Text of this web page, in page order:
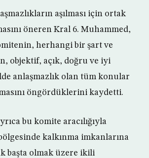
aşılması için ortak
öneren Kral 6. Muhammed,
herhangi bir şart ve
objektif, açık, doğru ve iyi
anlaşmazlık olan tüm konular
öngördüklerini kaydetti.
bu komite aracılığıyla
kalkınma imkanlarına
başta olmak üzere ikili